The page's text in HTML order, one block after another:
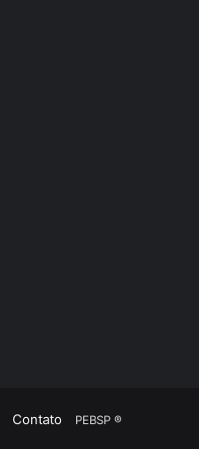
PEBSP ®
Contato